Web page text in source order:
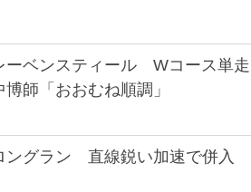
ーベンスティール Wコース単走
師「おおむね順調」
ングラン 直線鋭い加速で併入